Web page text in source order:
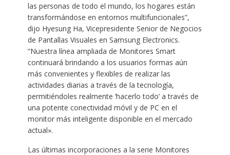
las personas de todo el mundo, los hogares están
transformándose en entornos multifuncionales”,
dijo Hyesung Ha, Vicepresidente Senior de Negocios
de Pantallas Visuales en Samsung Electronics.
“Nuestra línea ampliada de Monitores Smart
continuará brindando a los usuarios formas aún
más convenientes y flexibles de realizar las
actividades diarias a través de la tecnología,
permitiéndoles realmente ‘hacerlo todo’ a través de
una potente conectividad móvil y de PC en el
monitor más inteligente disponible en el mercado
actual».
Las últimas incorporaciones a la serie Monitores